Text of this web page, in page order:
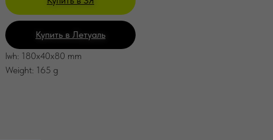
Купить в Летуаль
lwh: 180x40x80 mm
Weight: 165 g